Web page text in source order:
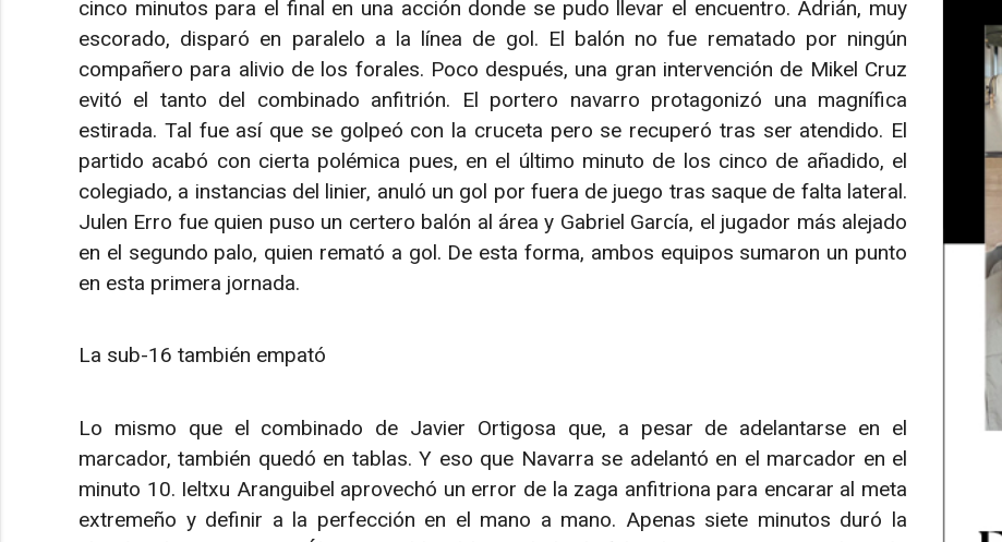
cinco minutos para el final en una acción donde se pudo llevar el encuentro. Adrián, muy
escorado, disparó en paralelo a la línea de gol. El balón no fue rematado por ningún
compañero para alivio de los forales. Poco después, una gran intervención de Mikel Cruz
evitó el tanto del combinado anfitrión. El portero navarro protagonizó una magnífica
estirada. Tal fue así que se golpeó con la cruceta pero se recuperó tras ser atendido. El
partido acabó con cierta polémica pues, en el último minuto de los cinco de añadido, el
colegiado, a instancias del linier, anuló un gol por fuera de juego tras saque de falta lateral.
Julen Erro fue quien puso un certero balón al área y Gabriel García, el jugador más alejado
en el segundo palo, quien remató a gol. De esta forma, ambos equipos sumaron un punto
en esta primera jornada.
La sub-16 también empató
Lo mismo que el combinado de Javier Ortigosa que, a pesar de adelantarse en el
marcador, también quedó en tablas. Y eso que Navarra se adelantó en el marcador en el
minuto 10. Ieltxu Aranguibel aprovechó un error de la zaga anfitriona para encarar al meta
extremeño y definir a la perfección en el mano a mano. Apenas siete minutos duró la